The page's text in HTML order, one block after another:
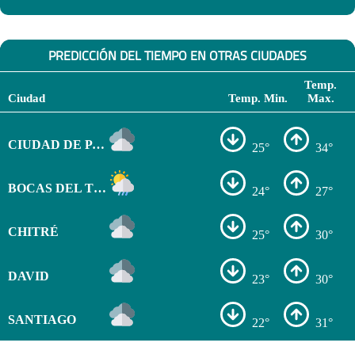
PREDICCIÓN DEL TIEMPO EN OTRAS CIUDADES
Ciudad Temp. Min.
Temp.
Max.
CIUDAD DE PANAMÁ 25° 34°
BOCAS DEL TORO 24° 27°
CHITRÉ 25° 30°
DAVID 23° 30°
SANTIAGO 22° 31°